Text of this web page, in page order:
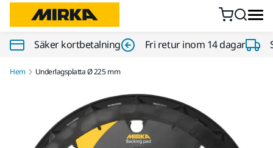
Säker kortbetalning Fri retur inom 14 dagar
Hem Underlagsplatta Ø 225 mm